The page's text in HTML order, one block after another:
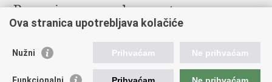
Poveznice pravosudnog sustava
Državno odvjetništvo
Ured za suzbijanje korupcije i organiziranog kriminaliteta
Ova stranica upotrebljava kolačiće
Nužni Prihvaćam Ne prihvaćam
Funkcionalni Prihvaćam Ne prihvaćam